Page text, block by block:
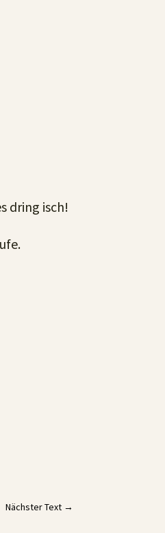
dring isch!
Nächster Text→